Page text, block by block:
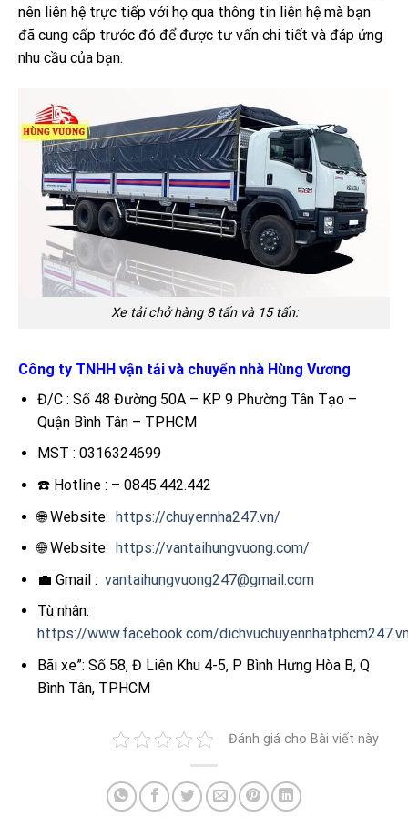
nên liên hệ trực tiếp với họ qua thông tin liên hệ mà bạn
đã cung cấp trước đó để được tư vấn chi tiết và đáp ứng
nhu cầu của bạn.
Xe tải chở hàng 8 tấn và 15 tấn:
Công ty TNHH vận tải và chuyển nhà Hùng Vương
Đ/C : Số 48 Đường 50A – KP 9 Phường Tân Tạo –
Quận Bình Tân – TPHCM
MST : 0316324699
☎️ Hotline : – 0845.442.442
🌐 Website: https://chuyennha247.vn/
🌐 Website: https://vantaihungvuong.com/
💼 Gmail : vantaihungvuong247@gmail.com
Tù nhân:
https://www.facebook.com/
Bãi xe”: Số 58, Đ Liên Khu 4-5, P Bình Hưng Hòa B, Q
Bình Tân, TPHCM
Đánh giá cho Bài viết này